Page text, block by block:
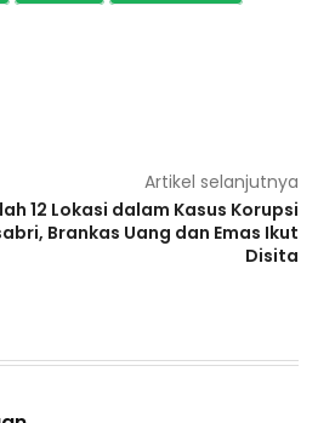
Artikel selanjutnya
12 Lokasi dalam Kasus Korupsi
Brankas Uang dan Emas Ikut
Disita